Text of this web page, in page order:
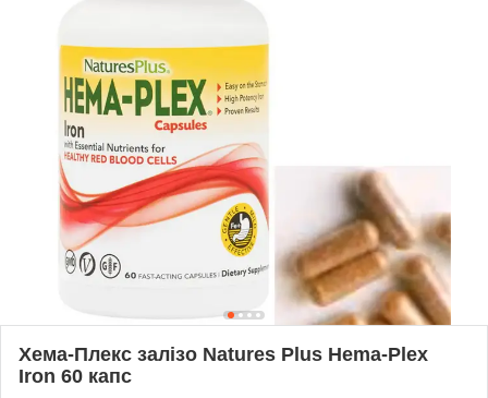
Хема-Плекс залізо Natures Plus Hema-Plex
Iron 60 капс